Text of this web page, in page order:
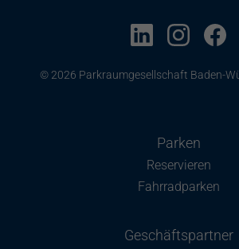
© 2026 Parkraumgesellschaft Baden-
Parken
Reservieren
Fahrradparken
Geschäftspartner